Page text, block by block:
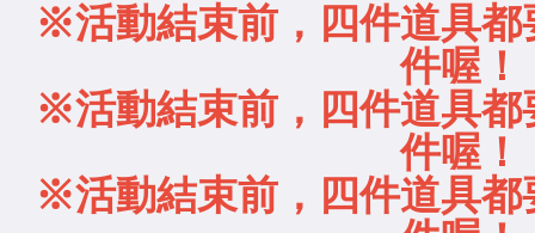
※活動結束前，四件道具都
件喔！
※活動結束前，四件道具都
件喔！
※活動結束前，四件道具都